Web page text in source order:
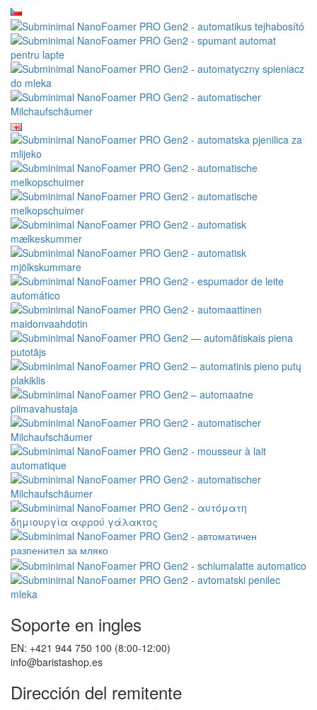
Soporte en ingles
EN: +421 944 750 100 (8:00-12:00)
info@baristashop.es
Dirección del remitente